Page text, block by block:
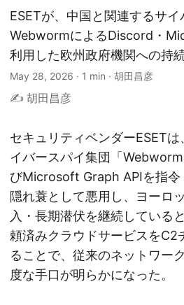
ESETが、中国と関連するサ
WebwormによるDiscord・
利用した欧州政府機関への持
May 28, 2026 · 1 min · 胡田昌彦
✍️ 胡田昌彦
セキュリティベンダーESET
イバースパイ集団「
びMicrosoft Graph APIを指令
隠れ蓑として悪用し、ヨーロ
入・長期潜伏を継続している
頼済みクラウドサービスをC2
ることで、従来のネットワー
度な手口が明らかになった。